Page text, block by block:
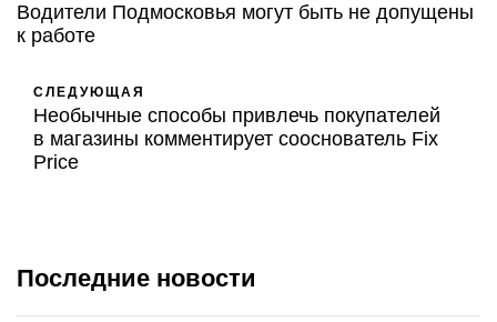
Водители Подмосковья могут быть не допущены
к работе
СЛЕДУЮЩАЯ
Необычные способы привлечь покупателей
в магазины комментирует сооснователь Fix
Price
Последние новости